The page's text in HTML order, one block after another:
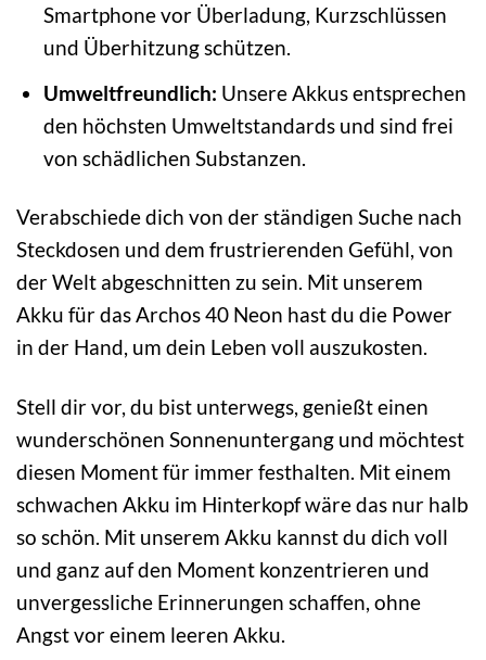
Smartphone vor Überladung, Kurzschlüssen
und Überhitzung schützen.
Umweltfreundlich: Unsere Akkus entsprechen
den höchsten Umweltstandards und sind frei
von schädlichen Substanzen.
Verabschiede dich von der ständigen Suche nach
Steckdosen und dem frustrierenden Gefühl, von
der Welt abgeschnitten zu sein. Mit unserem
Akku für das Archos 40 Neon hast du die Power
in der Hand, um dein Leben voll auszukosten.
Stell dir vor, du bist unterwegs, genießt einen
wunderschönen Sonnenuntergang und möchtest
diesen Moment für immer festhalten. Mit einem
schwachen Akku im Hinterkopf wäre das nur halb
so schön. Mit unserem Akku kannst du dich voll
und ganz auf den Moment konzentrieren und
unvergessliche Erinnerungen schaffen, ohne
Angst vor einem leeren Akku.